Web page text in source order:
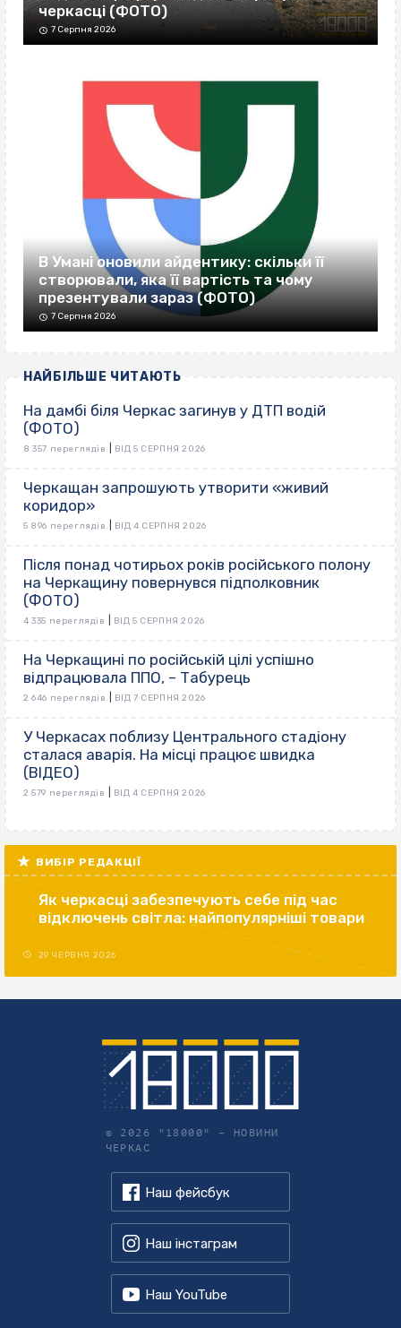
черкасці (ФОТО)
7 Серпня 2026
В Умані оновили айдентику: скільки її
створювали, яка її вартість та чому
презентували зараз (ФОТО)
7 Серпня 2026
НАЙБІЛЬШЕ ЧИТАЮТЬ
На дамбі біля Черкас загинув у ДТП водій
(ФОТО)
8 357 переглядів ВІД 5 СЕРПНЯ 2026
Черкащан запрошують утворити «живий
коридор»
5 896 переглядів ВІД 4 СЕРПНЯ 2026
Після понад чотирьох років російського полону
на Черкащину повернувся підполковник
(ФОТО)
4 335 переглядів ВІД 5 СЕРПНЯ 2026
На Черкащині по російській цілі успішно
відпрацювала ППО, – Табурець
2 646 переглядів ВІД 7 СЕРПНЯ 2026
У Черкасах поблизу Центрального стадіону
сталася аварія. На місці працює швидка
(ВІДЕО)
2 579 переглядів ВІД 4 СЕРПНЯ 2026
ВИБІР РЕДАКЦІЇ
Як черкасці забезпечують себе під час
відключень світла: найпопулярніші товари
29 ЧЕРВНЯ 2026
© 2026 "18000" – НОВИНИ
ЧЕРКАС
Наш фейсбук
Наш інстаграм
Наш YouTube